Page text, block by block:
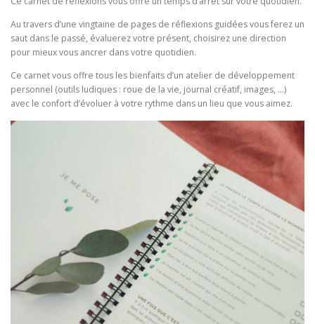
Au travers d’une vingtaine de pages de réflexions guidées vous ferez un
saut dans le passé, évaluerez votre présent, choisirez une direction
pour mieux vous ancrer dans votre quotidien.
Ce carnet vous offre tous les bienfaits d’un atelier de développement
personnel (outils ludiques : roue de la vie, journal créatif, images, …)
avec le confort d’évoluer à votre rythme dans un lieu que vous aimez.